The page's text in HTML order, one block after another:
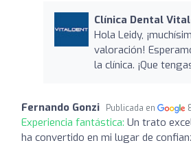
Clínica Dental
Hola Leidy,
valoración!
la clínica. ¡Que
Fernando Gonzi Publicada en
Experiencia fantástica: Un trato
ha convertido en mi lugar de